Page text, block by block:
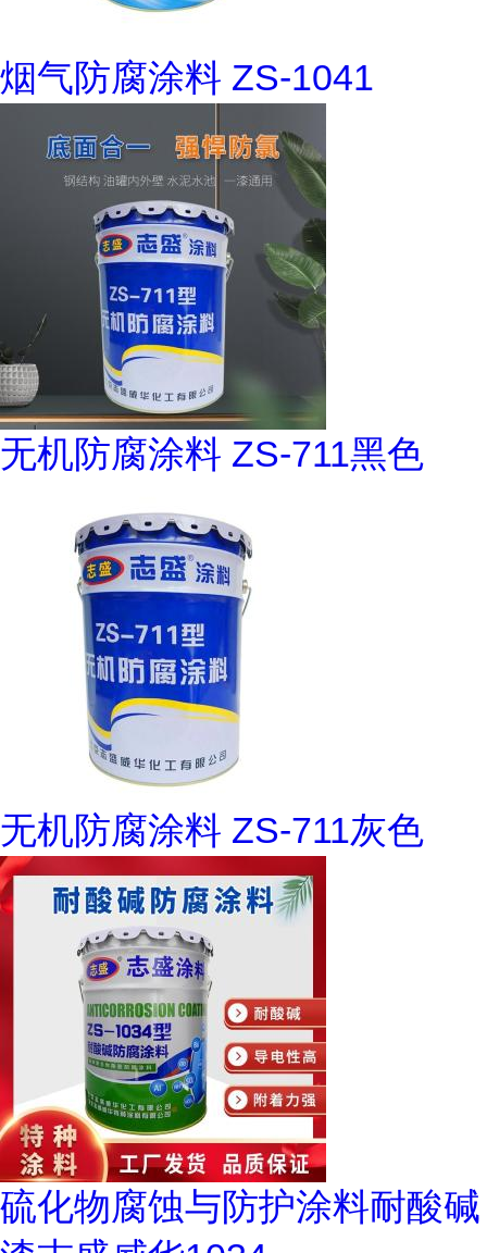
烟气防腐涂料 ZS-1041
无机防腐涂料 ZS-711黑色
无机防腐涂料 ZS-711灰色
硫化物腐蚀与防护涂料耐酸碱